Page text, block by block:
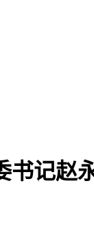
书记赵